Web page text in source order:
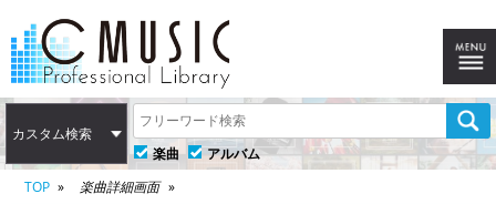
カスタム検索
楽曲
アルバム
TOP
楽曲詳細画面